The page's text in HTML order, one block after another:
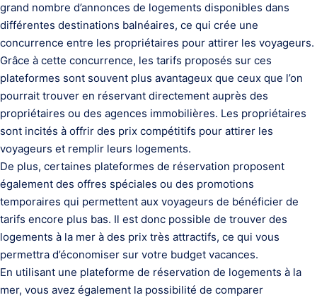
grand nombre d’annonces de logements disponibles dans
différentes destinations balnéaires, ce qui crée une
concurrence entre les propriétaires pour attirer les voyageurs.
Grâce à cette concurrence, les tarifs proposés sur ces
plateformes sont souvent plus avantageux que ceux que l’on
pourrait trouver en réservant directement auprès des
propriétaires ou des agences immobilières. Les propriétaires
sont incités à offrir des prix compétitifs pour attirer les
voyageurs et remplir leurs logements.
De plus, certaines plateformes de réservation proposent
également des offres spéciales ou des promotions
temporaires qui permettent aux voyageurs de bénéficier de
tarifs encore plus bas. Il est donc possible de trouver des
logements à la mer à des prix très attractifs, ce qui vous
permettra d’économiser sur votre budget vacances.
En utilisant une plateforme de réservation de logements à la
mer, vous avez également la possibilité de comparer